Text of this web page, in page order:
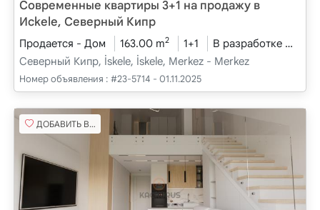
Современные квартиры 3+1 на продажу в
Исkele, Северный Кипр
Продается - Дом 163.00 m2 1+1 В разработке
Северный Кипр, İskele, İskele, Merkez - Merkez
Номер объявления : #23-5714 - 01.11.2025
ДОБАВИТЬ В ИЗБРАННОЕ